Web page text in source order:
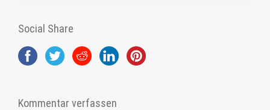
Social Share
Kommentar verfassen